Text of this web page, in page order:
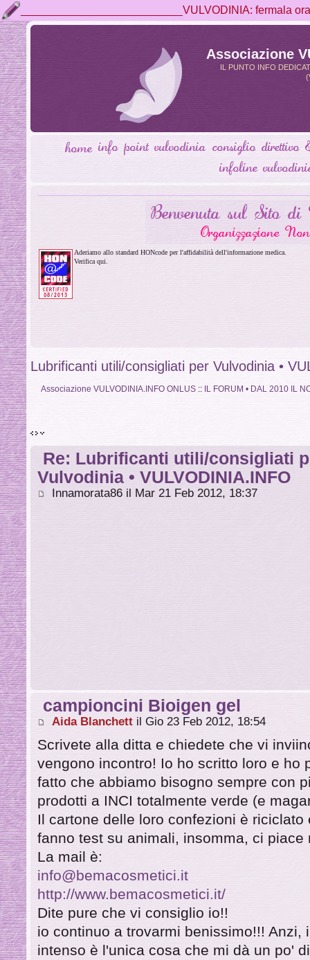
__________________________VULVODINIA: fermala
Associazione
IL PUNTO INFO
Aderiamo allo standard HONcode per l'affidabilità dell'informazione medica.
Verifica qui.
Lubrificanti utili/consigliati per Vulvodinia •
Associazione VULVODINIA.INFO ONLUS :: IL FORUM • DAL 2010 IL
Re: Lubrificanti utili/consigliati
Vulvodinia • VULVODINIA.INFO
Innamorata86 il Mar 21 Feb 2012, 18:37
campioncini Bioigen gel
Aida Blanchett il Gio 23 Feb 2012, 18:54
Scrivete alla ditta e chiedete che vi
vengono incontro! Io ho scritto loro e ho
fatto che abbiamo bisogno sempre con
prodotti a INCI totalmente verde (e
Il cartone delle loro confezioni è
fanno test su animali, insomma, ci piace
La mail è:
info@bemacosmetici.it
http://www.bemacosmetici.it/
Dite pure che vi consiglio io!!
io continuo a trovarmi benissimo!!! Anzi,
intenso è l'unica cosa che mi dà un po'